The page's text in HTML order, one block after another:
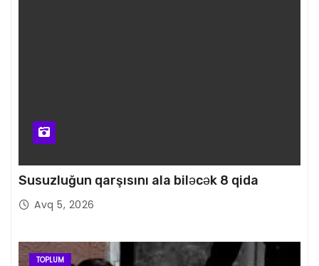
Susuzluğun qarşısını ala biləcək 8 qida
Avq 5, 2026
TOPLUM